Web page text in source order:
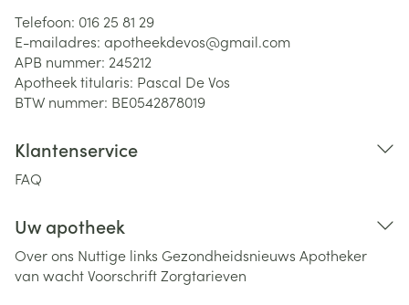
Telefoon: 016 25 81 29
E-mailadres: apotheekdevos@gmail.com
APB nummer: 245212
Apotheek titularis: Pascal De Vos
BTW nummer: BE0542878019
Klantenservice
FAQ
Uw apotheek
Over ons Nuttige links Gezondheidsnieuws Apotheker
van wachtVoorschriftZorgtarieven